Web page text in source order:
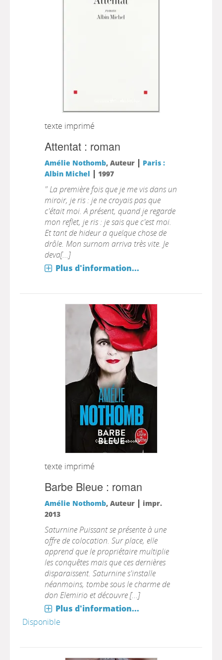
texte imprimé
Attentat : roman
Amélie Nothomb, Auteur | Paris :
Albin Michel | 1997
" La première fois que je me vis dans un
miroir, je ris : je ne croyais pas que
c'était moi. A présent, quand je regarde
mon reflet, je ris : je sais que c'est moi.
Et tant de hideur a quelque chose de
drôle. Mon surnom arriva très vite. Je
deva[...]
Plus d'information...
texte imprimé
Barbe Bleue : roman
Amélie Nothomb, Auteur | impr.
2013
Saturnine Puissant se présente à une
offre de colocation. Sur place, elle
apprend que le propriétaire multiplie
les conquêtes mais que ces dernières
disparaissent. Saturnine s'installe
néanmoins, tombe sous le charme de
don Elemirio et découvre [...]
Plus d'information...
Disponible